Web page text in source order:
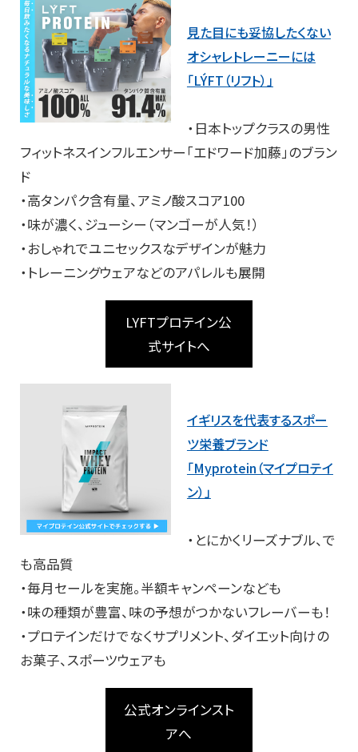
見た目にも妥協したくない
オシャレトレーニーには
「LÝFT（リフト）」
・日本トップクラスの男性
フィットネスインフルエンサー「エドワード加藤」のブラン
ド
・高タンパク含有量、アミノ酸スコア100
・味が濃く、ジューシー（マンゴーが人気！）
・おしゃれでユニセックスなデザインが魅力
・トレーニングウェアなどのアパレルも展開
LYFTプロテイン公
式サイトへ
イギリスを代表するスポー
ツ栄養ブランド
「Myprotein（マイプロテイ
ン）」
・とにかくリーズナブル、で
も高品質
・毎月セールを実施。半額キャンペーンなども
・味の種類が豊富、味の予想がつかないフレーバーも！
・プロテインだけでなくサプリメント、ダイエット向けの
お菓子、スポーツウェアも
公式オンラインスト
アへ